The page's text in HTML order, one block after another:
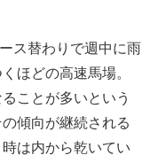
ス替わりで週中に雨
ほどの高速馬場。
ことが多いという
傾向が継続される
は内から乾いてい